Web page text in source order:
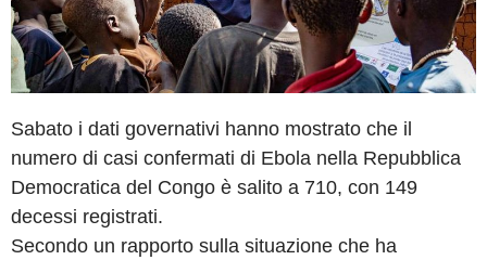
Sabato i dati governativi hanno mostrato che il
numero di casi confermati di Ebola nella Repubblica
Democratica del Congo è salito a 710, con 149
decessi registrati.
Secondo un rapporto sulla situazione che ha